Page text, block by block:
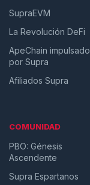
SupraEVM
La Revolución DeFi
ApeChain impulsado
por Supra
Afiliados Supra
COMUNIDAD
PBO: Génesis
Ascendente
Supra Espartanos